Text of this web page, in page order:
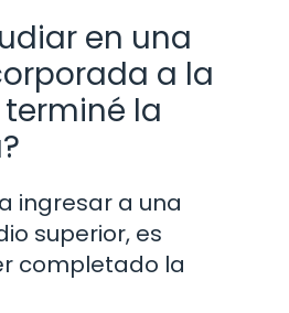
en una
a la
terminé la
ingresar a una
superior, es
completado la